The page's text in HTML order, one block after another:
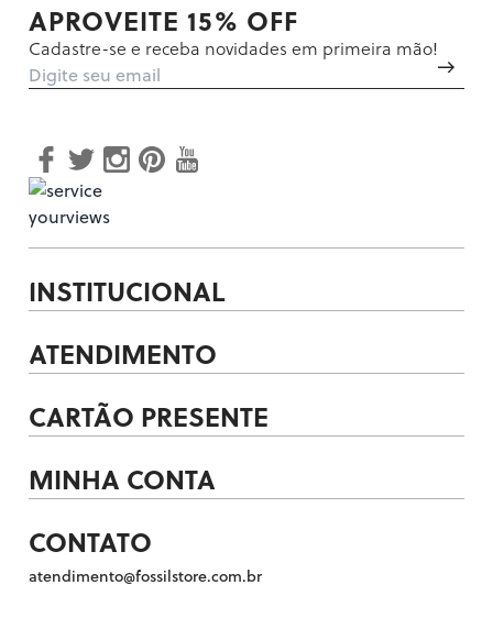
APROVEITE 15% OFF
Cadastre-se e receba novidades em primeira mão!
INSTITUCIONAL
ATENDIMENTO
CARTÃO PRESENTE
MINHA CONTA
CONTATO
atendimento@fossilstore.com.br